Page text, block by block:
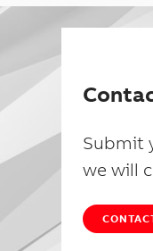
Submit
we will